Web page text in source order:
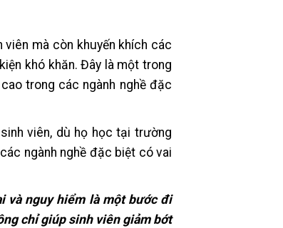
viên mà còn khuyến khích các
khó khăn. Đây là một trong
trong các ngành nghề đặc
viên, dù họ học tại trường
ngành nghề đặc biệt có vai
và nguy hiểm là một bước đi
chỉ giúp sinh viên giảm bớt